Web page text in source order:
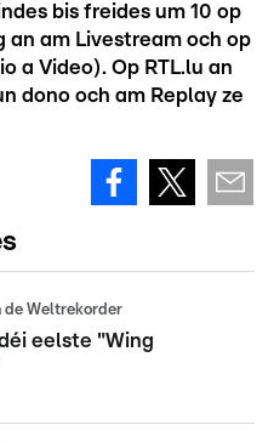
bis freides um 10 op
an am Livestream och op
a Video). Op RTL.lu an
dono och am Replay ze
de Weltrekorder
eelste "Wing